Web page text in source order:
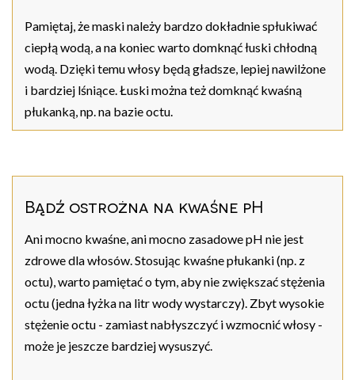
Pamiętaj, że maski należy bardzo dokładnie spłukiwać
ciepłą wodą, a na koniec warto domknąć łuski chłodną
wodą. Dzięki temu włosy będą gładsze, lepiej nawilżone
i bardziej lśniące. Łuski można też domknąć kwaśną
płukanką, np. na bazie octu.
Bądź ostrożna na kwaśne pH
Ani mocno kwaśne, ani mocno zasadowe pH nie jest
zdrowe dla włosów. Stosując kwaśne płukanki (np. z
octu), warto pamiętać o tym, aby nie zwiększać stężenia
octu (jedna łyżka na litr wody wystarczy). Zbyt wysokie
stężenie octu - zamiast nabłyszczyć i wzmocnić włosy -
może je jeszcze bardziej wysuszyć.